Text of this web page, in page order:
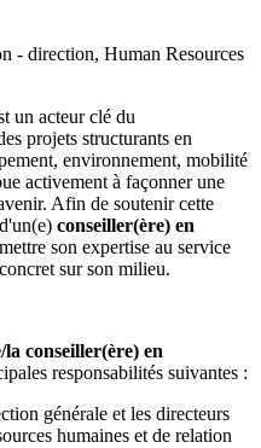
- direction, Human Resources
un acteur clé du
projets structurants en
environnement, mobilité
activement à façonner une
Afin de soutenir cette
conseiller(ère) en
son expertise au service
sur son milieu.
la conseiller(ère) en
responsabilités suivantes :
générale et les directeurs
humaines et de relation